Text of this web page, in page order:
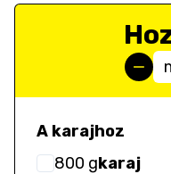
A karajhoz
800 gkaraj